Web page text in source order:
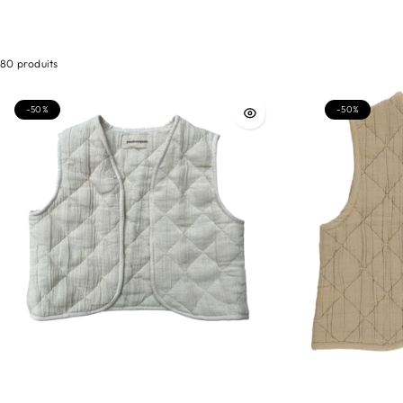
80 produits
-50% -50%